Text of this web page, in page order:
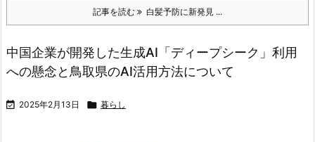
記事を読む 白髪予防に新発見 ...
中国企業が開発した生成AI「ディープシーク」利用
への懸念と鳥取県のAI活用方法について
 2025年2月13日  暮らし